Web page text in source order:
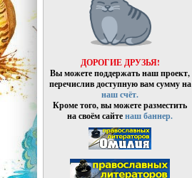
ДОРОГИЕ ДРУЗЬЯ!
Вы можете поддержать наш проект,
перечислив доступную вам сумму на
наш счёт.
Кроме того, вы можете разместить
на своём сайтенаш баннер.